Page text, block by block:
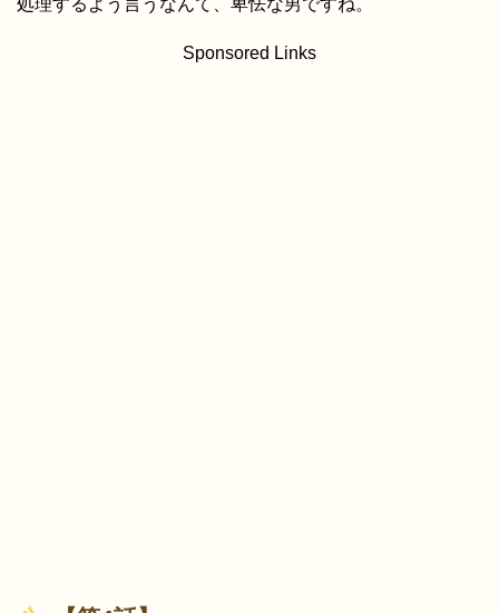
処理するよう言うなんて、卑怯な男ですね。
Sponsored Links